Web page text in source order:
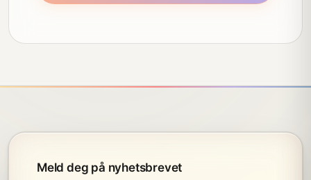
Meld deg på nyhetsbrevet